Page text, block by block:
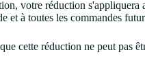
votre réduction s'appliquera
et à toutes les commandes
cette réduction ne peut pas